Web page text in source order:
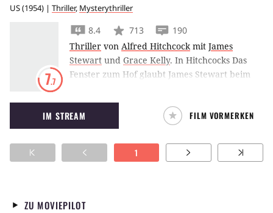
US(1954) | Thriller, Mysterythriller
7.7
8.4 713
190
Thriller von Alfred Hitchcockmit James
Stewart und Grace Kelly. In Hitchcocks Das
Fenster zum Hof glaubt James Stewart beim
werden.
IM STREAM FILM VORMERKEN
1
ZU MOVIEPILOT